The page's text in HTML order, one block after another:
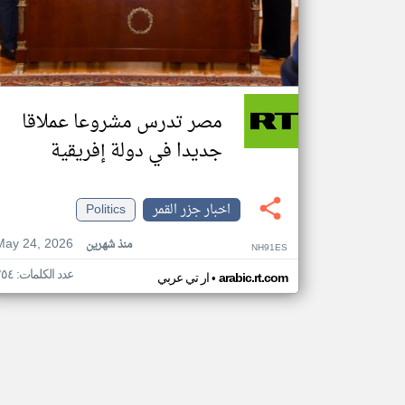
مصر تدرس مشروعا عملاقا
جديدا في دولة إفريقية
اخبار جزر القمر
Politics
24, 2026
منذ شهرين NH91ES
ار تي عربي• arabic.rt.com عدد الكلمات: ٢٥٤